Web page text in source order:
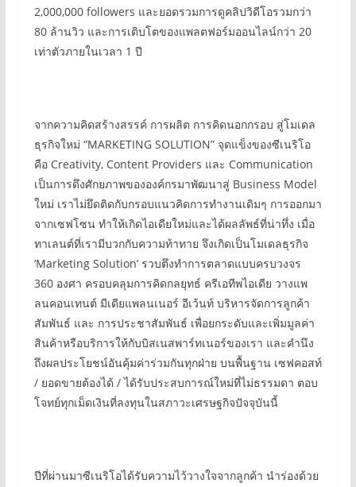
2,000,000 followers และยอดรวมการดูคลิปวิดีโอรวมกว่า
80 ล้านวิว และการเติบโตของแพลตฟอร์มออนไลน์กว่า 20
เท่าตัวภายในเวลา 1 ปี
จากความคิดสร้างสรรค์ การผลิต การคิดนอกกรอบ สู่โมเดล
ธุรกิจใหม่ “MARKETING SOLUTION” จุดแข็งของซีเนริโอ
คือ Creativity, Content Providers และ Communication
เป็นการดึงศักยภาพขององค์กรมาพัฒนาสู่ Business Model
ใหม่ เราไม่ยึดติดกับกรอบแนวคิดการทำงานเดิมๆ การออกมา
จากเซฟโซน ทำให้เกิดไอเดียใหม่และได้ผลลัพธ์ที่น่าทึ่ง เมื่อ
ทาเลนต์ที่เรามีบวกกับความท้าทาย จึงเกิดเป็นโมเดลธุรกิจ
‘Marketing Solution’ รวบตึงทำการตลาดแบบครบวงจร
360 องศา ครอบคลุมการคิดกลยุทธ์ ครีเอทีพไอเดีย วางแพ
ลนคอนเทนต์ มีเดียแพลนเนอร์ อีเว้นท์ บริหารจัดการลูกค้า
สัมพันธ์ และ การประชาสัมพันธ์ เพื่อยกระดับและเพิ่มมูลค่า
สินค้าหรือบริการให้กับบิสเนสพาร์ทเนอร์ของเรา และคำนึง
ถึงผลประโยชน์อันคุ้มค่าร่วมกันทุกฝ่าย บนพื้นฐาน เซฟคอสท์
/ ยอดขายต้องได้ / ได้รับประสบการณ์ใหม่ที่ไม่ธรรมดา ตอบ
โจทย์ทุกเม็ดเงินที่ลงทุนในสภาวะเศรษฐกิจปัจจุบันนี้
ปีที่ผ่านมาซีเนริโอได้รับความไว้วางใจจากลูกค้า นำร่องด้วย